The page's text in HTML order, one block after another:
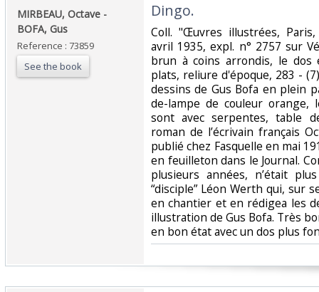
‎MIRBEAU, Octave -
BOFA, Gus‎
Reference : 73859
See the book
‎Dingo.‎
‎Coll. "Œuvres illustrées,
avril 1935, expl. n° 2757 sur
brun à coins arrondis, le dos
plats, reliure d'époque, 283 -
dessins de Gus Bofa en plein
de-lampe de couleur orange,
sont avec serpentes, table
roman de l’écrivain français
publié chez Fasquelle en mai
en feuilleton dans le Journal.
plusieurs années, n’était
“disciple” Léon Werth qui, sur
en chantier et en rédigea les
illustration de Gus Bofa. Très
en bon état avec un dos plus